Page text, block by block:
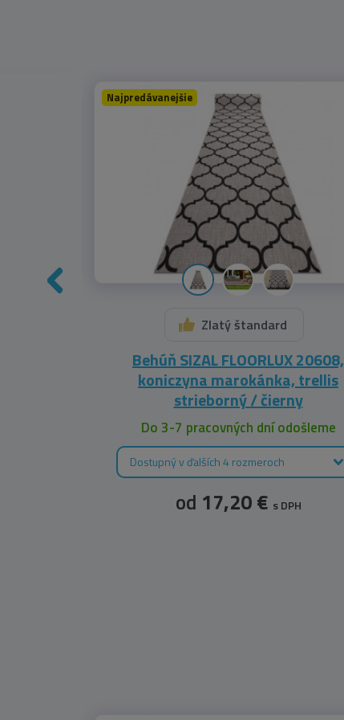
Najpredávanejšie
Zlatý štandard
Behúň SIZAL FLOORLUX 20608,
koniczyna marokánka, trellis
strieborný / čierny
Do 3-7 pracovných dní odošleme
Dostupný v ďalších 4 rozmeroch
od 17,20 € s DPH